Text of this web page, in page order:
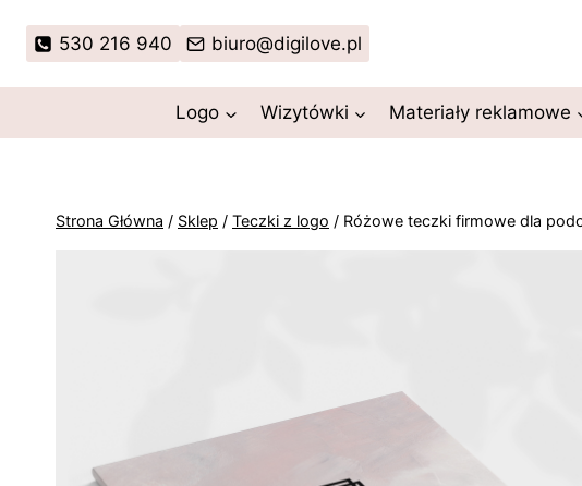
530 216 940 biuro@digilove.pl
Logo Wizytówki Materiały reklamowe
Strona Główna / Sklep / Teczki z logo / Różowe teczki firmowe dla